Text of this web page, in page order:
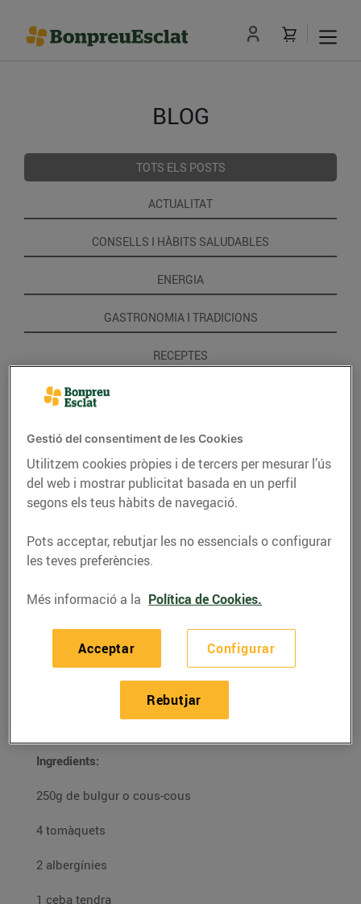
BLOG
TOTS ELS POSTS
ACTUALITAT
CONSELLS I HÀBITS SALUDABLES
ENERGIA
GASTRONOMIA I TRADICIONS
RECEPTES
RECEPTES
Tomàquet farcit de
taboulé i formatge
Ingredients:
250g de bulgur o cous-cous
4 tomàquets
2 albergínies
1 ceba tendra
Gestió del consentiment de les Cookies
Utilitzem cookies pròpies i de tercers per mesurar l’ús
del web i mostrar publicitat basada en un perfil
segons els teus hàbits de navegació.
Pots acceptar, rebutjar les no essencials o configurar
les teves preferències.
Més informació a la Política de Cookies.
Configurar
Rebutjar
Acceptar